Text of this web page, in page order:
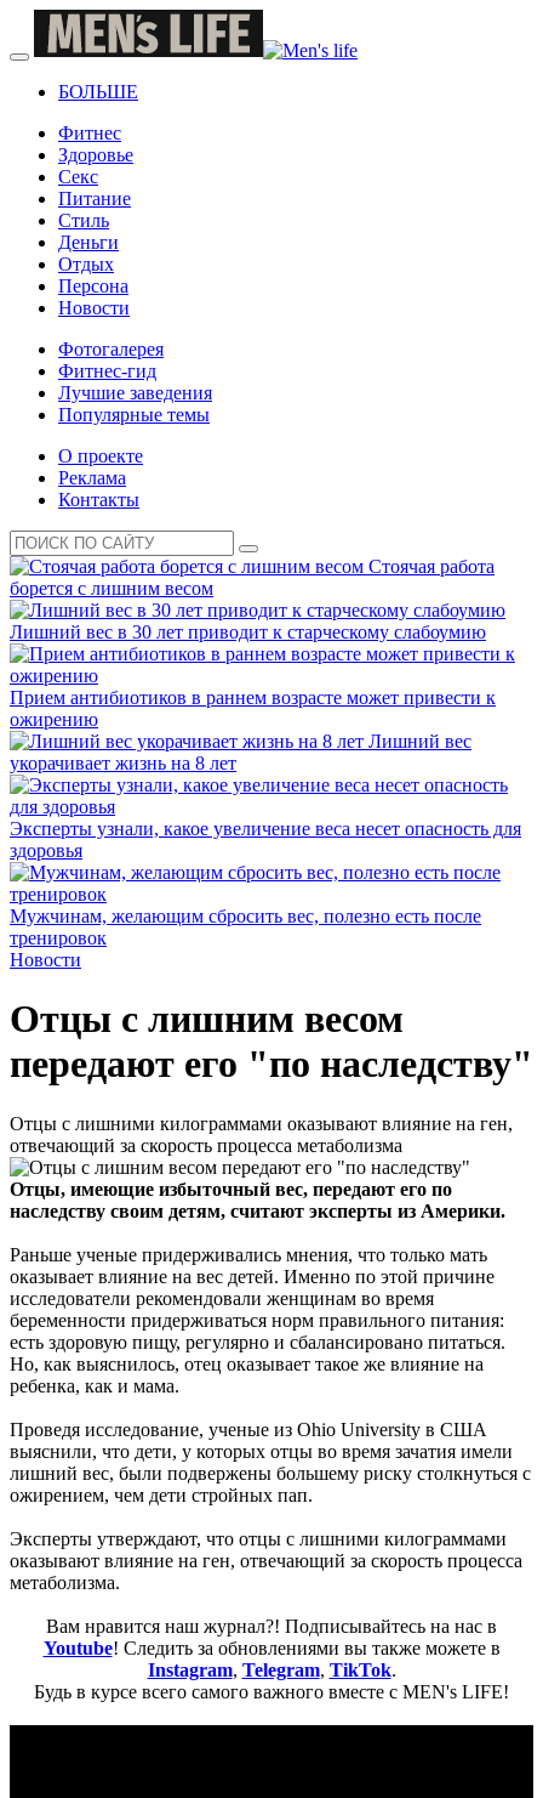
БОЛЬШЕ
Фитнес
Здоровье
Секс
Питание
Стиль
Деньги
Отдых
Персона
Новости
Фотогалерея
Фитнес-гид
Лучшие заведения
Популярные темы
О проекте
Реклама
Контакты
Стоячая работа
борется с лишним весом
Лишний вес в 30 лет приводит к старческому слабоумию
Прием антибиотиков в раннем возрасте может привести к
ожирению
Лишний вес
укорачивает жизнь на 8 лет
Эксперты узнали, какое увеличение веса несет опасность для
здоровья
Мужчинам, желающим сбросить вес, полезно есть после
тренировок
Новости
Отцы с лишним весом
передают его "по наследству"
Отцы с лишними килограммами оказывают влияние на ген,
отвечающий за скорость процесса метаболизма
Отцы, имеющие избыточный вес, передают его по
наследству своим детям, считают эксперты из Америки.
Раньше ученые придерживались мнения, что только мать
оказывает влияние на вес детей. Именно по этой причине
исследователи рекомендовали женщинам во время
беременности придерживаться норм правильного питания:
есть здоровую пищу, регулярно и сбалансировано питаться.
Но, как выяснилось, отец оказывает такое же влияние на
ребенка, как и мама.
Проведя исследование, ученые из Ohio University в США
выяснили, что дети, у которых отцы во время зачатия имели
лишний вес, были подвержены большему риску столкнуться с
ожирением, чем дети стройных пап.
Эксперты утверждают, что отцы с лишними килограммами
оказывают влияние на ген, отвечающий за скорость процесса
метаболизма.
Вам нравится наш журнал?! Подписывайтесь на нас в
Youtube! Следить за обновлениями вы также можете в
Instagram, Telegram, TikTok.
Будь в курсе всего самого важного вместе с MEN's LIFE!